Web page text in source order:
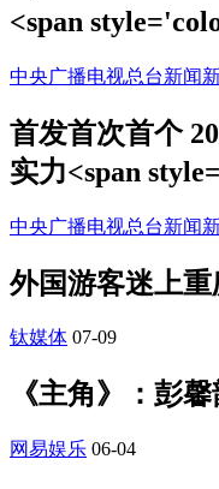
<span
中央广播电视总台新闻
首发首次首个
实力<span
中央广播电视总台新闻
外国游客迷上
钛媒体 07-09
《主角》：彭
网易娱乐 06-04